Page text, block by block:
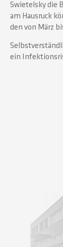
Swietelsky die
am Hausruck
den von März
ein